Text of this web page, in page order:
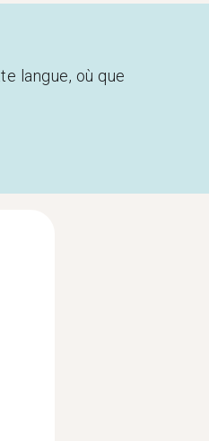
langue, où que